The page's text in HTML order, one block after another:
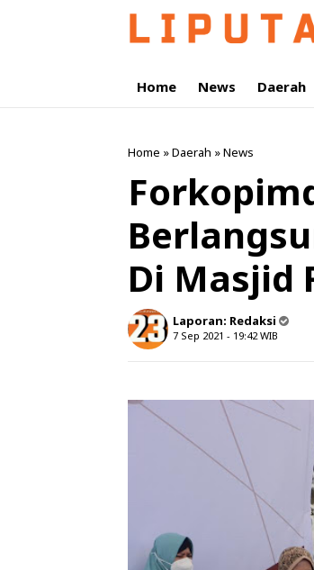
Home News Daerah
Home »Daerah »News
Di Masjid
Laporan: Redaksi
7 Sep 2021 - 19:42WIB